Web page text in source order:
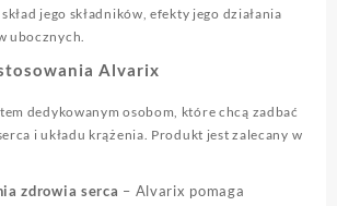
jego składników, efekty jego działania
ubocznych.
Alvarix
dedykowanym osobom, które chcą zadbać
i układu krążenia. Produkt jest zalecany w
zdrowia serca – Alvarix pomaga